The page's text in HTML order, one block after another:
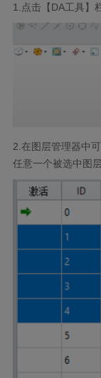
1. 点击【DA工具】
2. 在图层管理器中
任意一个被选中图